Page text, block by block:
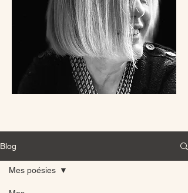
Blog
Mes poésies